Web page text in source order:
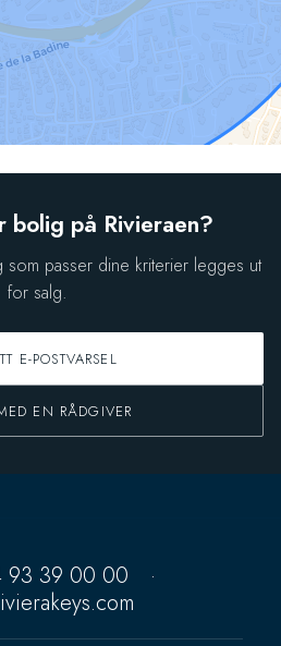
bolig på Rivieraen?
som passer dine kriterier legges ut
for salg.
E-POSTVARSEL
EN RÅDGIVER
93 39 00 00
·